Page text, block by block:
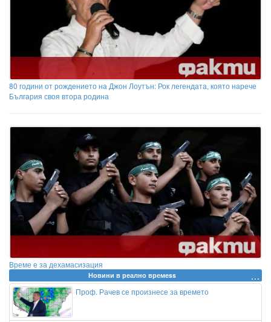
80 години от рождението на Джон Лоутън: Рок легендата, която нарече
България своя втора родина
Време е за дехамасизация
Новини в реално времеss
Проф. Рачев се произнесе за времето